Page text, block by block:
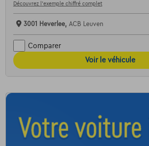
Découvrez l’exemple chiffré complet
3001 Heverlee, ACB Leuven
Comparer
Voir le véhicule